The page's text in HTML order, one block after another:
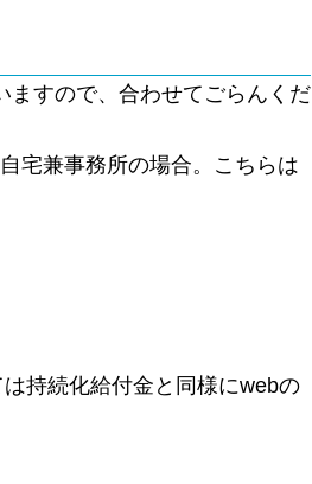
ますので、合わせてごらんくだ
宅兼事務所の場合。こちらは
持続化給付金と同様にwebの